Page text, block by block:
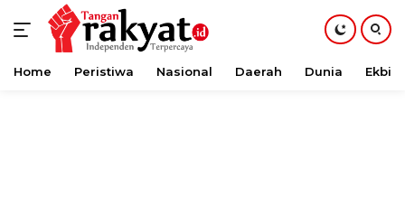
Langsung
Home Peristiwa Nasional Daerah Dunia Ekbis